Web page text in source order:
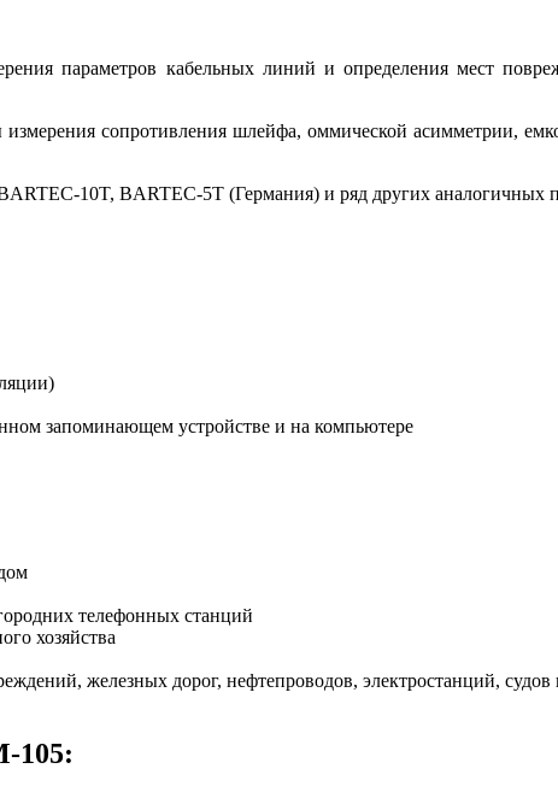
параметров кабельных линий и определения мест
сопротивления шлейфа, оммической асимметрии,
10T, BARTEC-5T (Германия) и ряд других аналогичных
запоминающем устройстве и на компьютере
телефонных станций
хозяйства
железных дорог, нефтепроводов, электростанций, судов
105: